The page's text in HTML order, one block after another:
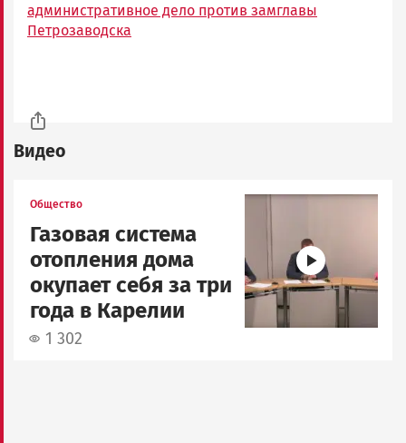
административное дело против замглавы
Петрозаводска
Видео
Общество
Газовая система
отопления дома
окупает себя за три
года в Карелии
1 302